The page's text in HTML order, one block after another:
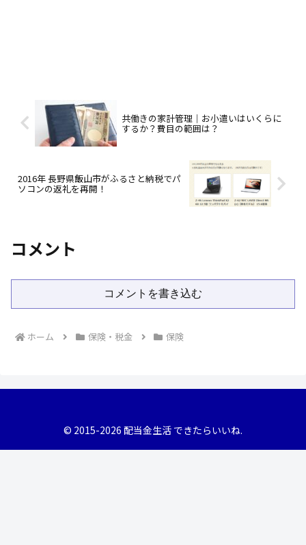
共働きの家計管理｜お小遣いはいくらに
するか？費目の範囲は？
2016年 長野県飯山市がふるさと納税でパ
ソコンの返礼を再開！
コメント
コメントを書き込む
ホーム 保険・税金 保険
© 2015-2026 配当金生活 できたらいいね.